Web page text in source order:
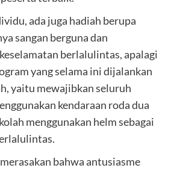
ada juga hadiah berupa
sangan berguna dan
berlalulintas, apalagi
yang selama ini dijalankan
yaitu mewajibkan seluruh
kendaraan roda dua
menggunakan helm sebagai
bahwa antusiasme